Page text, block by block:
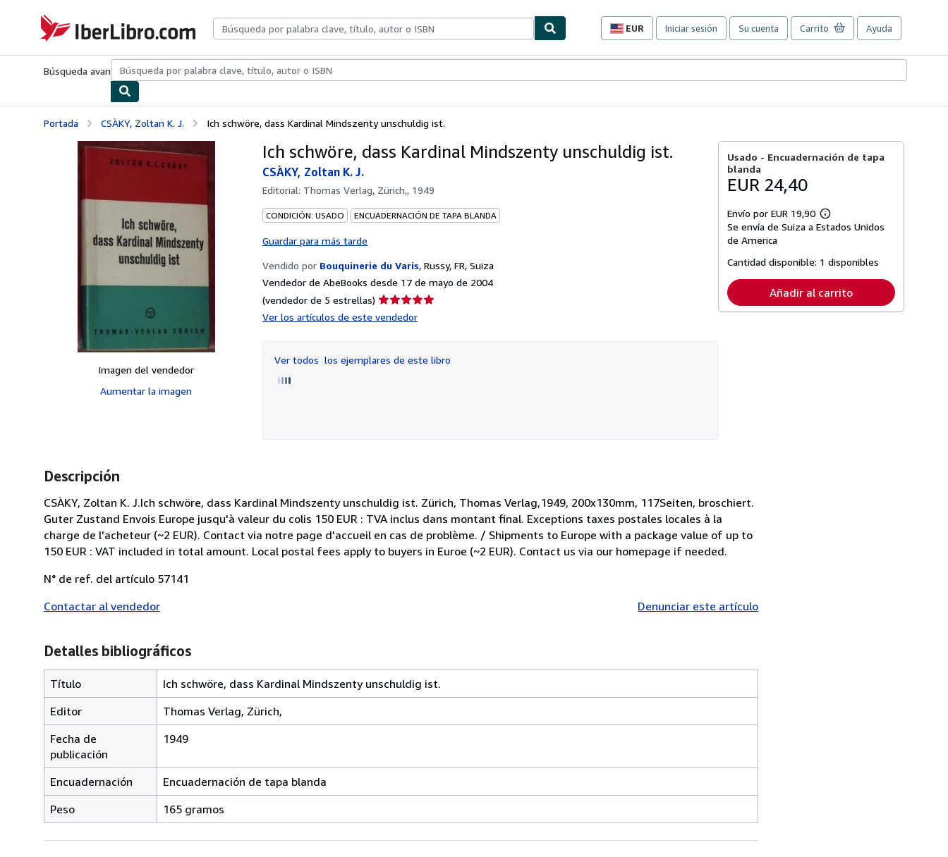
IberLibro.com
EUR
Preferencias
compra
sitio.
Iniciar sesión Su cuenta Carrito Ayuda
Búsqueda avanzadaColecciones Libros antiguosArte y coleccionismo
Portada CSÀKY, Zoltan K. J. Ich schwöre, dass Kardinal Mindszenty unschuldig ist.
Imagen del vendedor
Aumentar la imagen
Ich schwöre, dass Kardinal Mindszenty unschuldig ist.
CSÀKY, Zoltan K. J.
Editorial: Thomas Verlag, Zürich,, 1949
CONDICIÓN: USADO ENCUADERNACIÓN DE TAPA BLANDA
Guardar para más tarde
Vendido por Bouquinerie du Varis, Russy, FR, Suiza
Vendedor de AbeBooks desde 17 de mayo de 2004
(vendedor de 5 estrellas) Calificación
Ver los artículos de este vendedor
Ver todos los ejemplares de este libro
Usado - Encuadernación de tapa
blanda
EUR 24,40
Envío por EUR 19,90
Más
información
tarifas
envío
Se envía de Suiza a Estados Unidos
de America
Cantidad disponible: 1 disponibles
Añadir al carrito
Descripción
CSÀKY, Zoltan K. J.Ich schwöre, dass Kardinal Mindszenty unschuldig ist. Zürich, Thomas Verlag,1949, 200x130mm, 117Seiten, broschiert.
Guter Zustand Envois Europe jusqu'à valeur du colis 150 EUR : TVA inclus dans montant final. Exceptions taxes postales locales à la
charge de l'acheteur (~2 EUR). Contact via notre page d'accueil en cas de problème. / Shipments to Europe with a package value of up to
150 EUR : VAT included in total amount. Local postal fees apply to buyers in Euroe (~2 EUR). Contact us via our homepage if needed.
N° de ref. del artículo 57141
Contactar al vendedor
Denunciar este artículo
Detalles bibliográficos
Título
Ich schwöre, dass Kardinal Mindszenty unschuldig ist.
Editor
Thomas Verlag, Zürich,
Fecha de
publicación
1949
Encuadernación
Encuadernación de tapa blanda
Peso
165 gramos